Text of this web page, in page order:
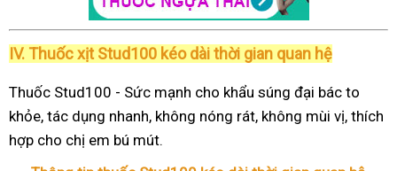
IV. Thuốc xịt Stud100 kéo dài thời gian quan hệ
Thuốc Stud100 - Sức mạnh cho khẩu súng đại bác to
khỏe, tác dụng nhanh, không nóng rát, không mùi vị, thích
hợp cho chị em bú mút.